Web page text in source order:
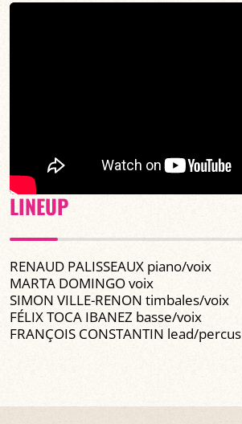
LINEUP
RENAUD PALISSEAUX piano/voix
MARTA DOMINGO voix
SIMON VILLE-RENON timbales/voix
FÉLIX TOCA IBANEZ basse/voix
FRANÇOIS CONSTANTIN lead/percus